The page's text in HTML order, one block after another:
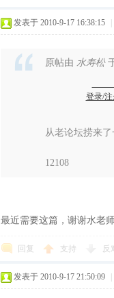
发表于 2010-9-17 16:38:15
原帖由 水寿松
登录/
从老论坛捞来了
12108
最近需要这篇，谢谢水老
回复 支持 反
发表于 2010-9-17 21:50:09